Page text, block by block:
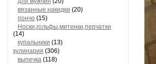
вязанные накидки (20)
пончо (15)
Носки,гольфы,митенки,перчатки
(14)
купальники (13)
кулинария (306)
выпечка (118)